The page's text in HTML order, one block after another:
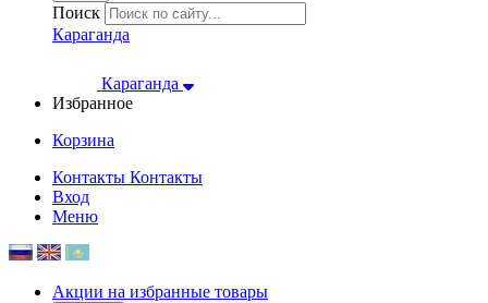
Поиск
Караганда
Караганда
Избранное
Корзина
Контакты Контакты
Вход
Меню
Акции на избранные товары